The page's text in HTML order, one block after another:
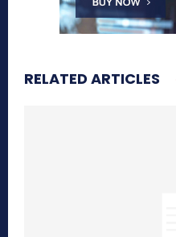
RELATED ARTICLES